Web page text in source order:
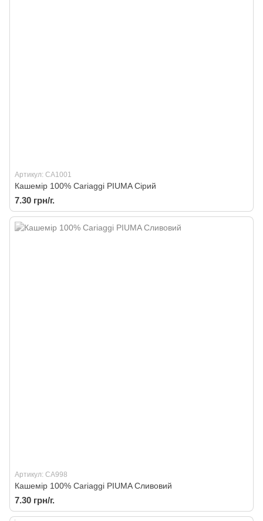
Артикул: CA1001
Кашемір 100% Cariaggi PIUMA Сірий
7.30 грн/г.
Артикул: CA998
Кашемір 100% Cariaggi PIUMA Сливовий
7.30 грн/г.